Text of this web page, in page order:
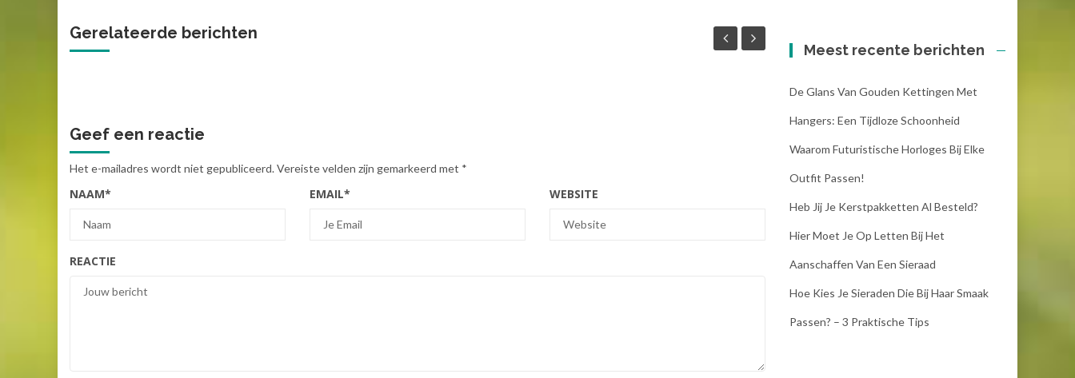
Gerelateerde berichten
Geef een reactie
Het e-mailadres wordt niet gepubliceerd.Vereiste velden zijn gemarkeerd met *
NAAM* EMAIL* WEBSITE
REACTIE
Meest recente berichten
De Glans Van Gouden Kettingen Met
Hangers: Een Tijdloze Schoonheid
Waarom Futuristische Horloges Bij Elke
Outfit Passen!
Heb Jij Je Kerstpakketten Al Besteld?
Hier Moet Je Op Letten Bij Het
Aanschaffen Van Een Sieraad
Hoe Kies Je Sieraden Die Bij Haar Smaak
Passen? – 3 Praktische Tips